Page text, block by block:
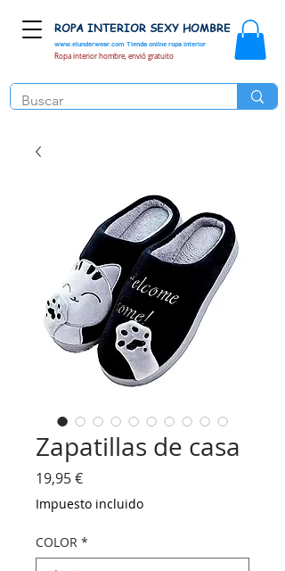
www.elunderwear.com Tienda online ropa interior
ROPA INTERIOR SEXY HOMBRE
Ropa interior hombre, envió gratuito
Zapatillas de casa
19,95 €Precio
Impuesto incluido
COLOR *